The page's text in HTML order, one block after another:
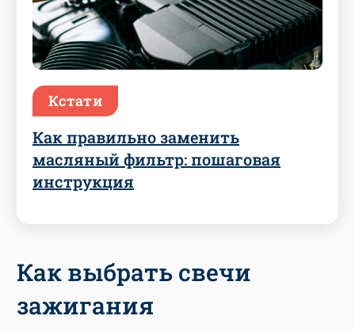
Кстати
Как правильно заменить
масляный фильтр: пошаговая
инструкция
Как выбрать свечи
зажигания